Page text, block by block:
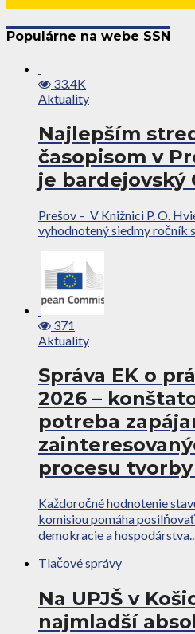
Populárne na webe SSN
33.4K
Aktuality
Najlepším
časopisom v
je bardejovský
Prešov – V Knižnici P. O.
vyhodnotený siedmy ročník
371
Aktuality
Správa EK o
2026 –
potreba
procesu tvorby
Každoročné hodnotenie
komisiou pomáha
demokracie a hospodárstva...
Tlačové správy
Na UPJŠ v
najmladší